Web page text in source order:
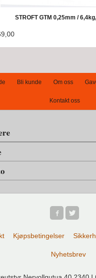
STROFT GTM 0,25mm /
Bli kunde Om oss
Kontakt oss
Kjøpsbetingelser
Nyhetsbrev